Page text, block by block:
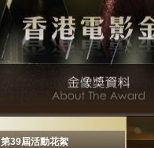
第39屆活動花絮